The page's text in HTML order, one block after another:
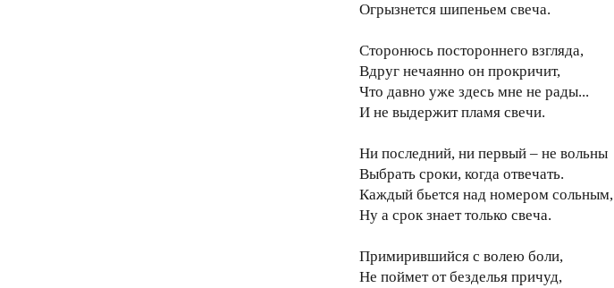
Огрызнется шипеньем свеча.
Сторонюсь постороннего взгляда,
Вдруг нечаянно он прокричит,
Что давно уже здесь мне не рады...
И не выдержит пламя свечи.
Ни последний, ни первый – не вольны
Выбрать сроки, когда отвечать.
Каждый бьется над номером сольным,
Ну а срок знает только свеча.
Примирившийся с волею боли,
Не поймет от безделья причуд,